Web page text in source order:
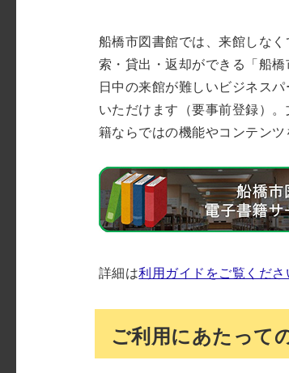
船橋市図書館では、来館しな
索・貸出・返却ができる「船
日中の来館が難しいビジネス
いただけます（要事前登録）
籍ならではの機能やコンテンツ
詳細は利用ガイドをご覧くださ
ご利用にあたって